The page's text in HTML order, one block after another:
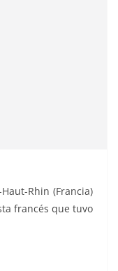
Rhin (Francia)
francés que tuvo